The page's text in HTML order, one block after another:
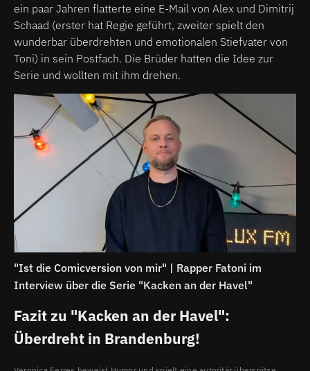
ein paar Jahren flatterte eine E-Mail von Alex und Dimitrij
Schaad (erster hat Regie geführt, zweiter spielt den
wunderbar überdrehten und emotionalen Stiefvater von
Toni) in sein Postfach. Die Brüder hatten die Idee zur
Serie und wollten mit ihm drehen.
"Ist die Comicversion von mir" | Rapper Fatoni im
Interview über die Serie "Kacken an der Havel"
Fazit zu "Kacken an der Havel":
Überdreht in Brandenburg!